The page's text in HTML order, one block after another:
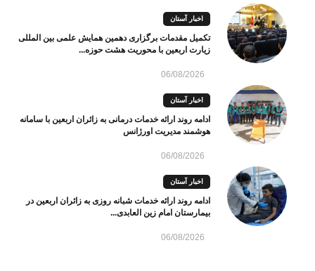
اخبار آستان
تکمیل مقدمات برگزاری دهمین همایش علمی بین المللی
زیارت اربعین با محوریت هشت حوزه...
06/08/2026
اخبار آستان
ادامه روند ارائه خدمات درمانی به زائران اربعین با سامانه
هوشمند مدیریت اورژانس
06/08/2026
اخبار آستان
ادامه روند ارائه خدمات شبانه روزی به زائران اربعین در
بیمارستان امام زین العابدی...
06/08/2026